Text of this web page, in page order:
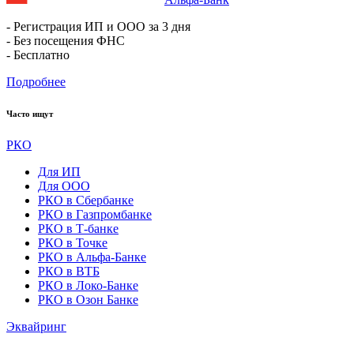
- Регистрация ИП и ООО за 3 дня
- Без посещения ФНС
- Бесплатно
Подробнее
Часто ищут
РКО
Для ИП
Для ООО
РКО в Сбербанке
РКО в Газпромбанке
РКО в Т-банке
РКО в Точке
РКО в Альфа-Банке
РКО в ВТБ
РКО в Локо-Банке
РКО в Озон Банке
Эквайринг